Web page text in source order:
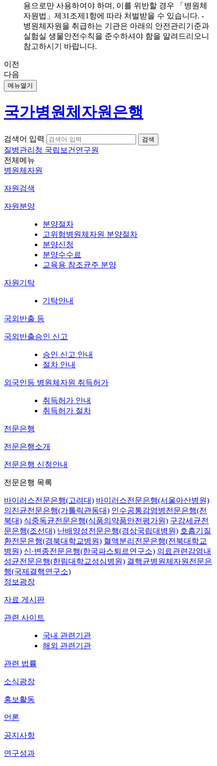
용으로만 사용하여야 하며, 이를 위반할 경우 「병원체
자원법」제31조제1항에 따라 처벌받을 수 있습니다. -
병원체자원을 취급하는 기관은 아래의 안전관리기준과
실험실 생물안전수칙을 준수하셔야 함을 알려드리오니
참고하시기 바랍니다.
이전
다음
메뉴열기
국가병원체자원은행
검색어 입력
질병관리청 국립보건연구원
전체메뉴
병원체자원
자원검색
자원분양
분양절차
고위험병원체자원 분양절차
분양신청
분양수수료
교육용 참조균주 분양
자원기탁
기탁안내
국외반출 등
국외반출승인 신고
승인 신고 안내
절차 안내
외국인등 병원체자원 취득허가
취득허가 안내
취득허가 절차
전문은행
전문은행소개
전문은행 신청안내
전문은행 목록
바이러스전문은행(고려대) 바이러스전문은행(서울아산병원)
의진균전문은행(가톨릭관동대) 인수공통감염병전문은행(전
북대) 식중독균전문은행(식품의약품안전평가원) 구강세균전
문은행(조선대) 난배양성전문은행(경상국립대병원) 호흡기질
환전문은행(경북대학교병원) 혈액분리전문은행(전북대학교
병원) 신·변종전문은행(한국파스퇴르연구소) 의료관련감염내
성균전문은행(한림대학교성심병원) 결핵균병원체자원전문은
행(국제결핵연구소)
정보광장
자료 게시판
관련 사이트
국내 관련기관
해외 관련기관
관련 법률
소식광장
홍보활동
언론
공지사항
연구성과